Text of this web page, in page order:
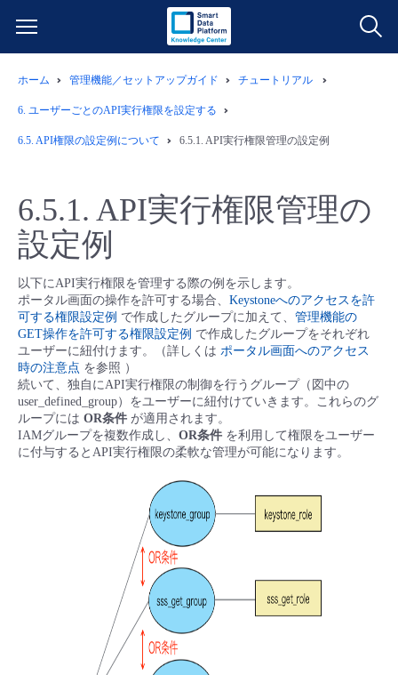
サービス一覧
データ利活用
ネットワーク
IoT
モニタリング/監査
サポート
管理機能
すべてのメニューを見る
よくある質問
クラウド/サーバー
ネットワーク
IoT
モニタリング/監査
サポート
すべてのメニューを見る
料金シミュレーター
データ利活用
クラウド/サーバー
ネットワーク
IoT
モニタリング/監査
すべてのメニューを見る
ご利用開始ガイド
■ 管理機能
- 管理機能
■ セットアップガイド
- 新規お申し込み方法
- ユーザー機能の管理
- 登録情報の管理
- APIリファレンス
ユースケース
- バックアップ
- セキュリティ・監査
- データと分析
- マルチクラウド利用
- リモートワーク
- ITインフラストラクチャー
故障/メンテナンス情報
サービス稼働状況
故障/メンテナンス履歴
メンテナンス予定
定期メンテナンス
パートナー
販売パートナー向けプログラム
協業パートナー
トレーニング/操作動画
ホーム 管理機能／セットアップガイド チュートリアル
6. ユーザーごとのAPI実行権限を設定する
6.5. API権限の設定例について 6.5.1. API実行権限管理の設定例
6.5.1. API実行権限管理の
設定例
以下にAPI実行権限を管理する際の例を示します。
ポータル画面の操作を許可する場合、 Keystoneへのアクセスを許
可する権限設定例 で作成したグループに加えて、 管理機能の
GET操作を許可する権限設定例 で作成したグループをそれぞれ
ユーザーに紐付けます。（詳しくは ポータル画面へのアクセス
時の注意点 を参照 ）
続いて、独自にAPI実行権限の制御を行うグループ（図中の
user_defined_group）をユーザーに紐付けていきます。これらのグ
ループには OR条件 が適用されます。
IAMグループを複数作成し、 OR条件 を利用して権限をユーザー
に付与するとAPI実行権限の柔軟な管理が可能になります。